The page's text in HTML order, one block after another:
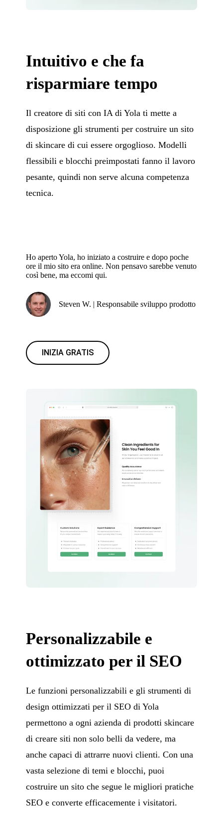
Intuitivo e che fa
risparmiare tempo
Il creatore di siti con IA di Yola ti mette a
disposizione gli strumenti per costruire un sito
di skincare di cui essere orgoglioso. Modelli
flessibili e blocchi preimpostati fanno il lavoro
pesante, quindi non serve alcuna competenza
tecnica.
Ho aperto Yola, ho iniziato a costruire e dopo poche
ore il mio sito era online. Non pensavo sarebbe venuto
così bene, ma eccomi qui.
Steven W. | Responsabile sviluppo prodotto
INIZIA GRATIS
Personalizzabile e
ottimizzato per il SEO
Le funzioni personalizzabili e gli strumenti di
design ottimizzati per il SEO di Yola
permettono a ogni azienda di prodotti skincare
di creare siti non solo belli da vedere, ma
anche capaci di attrarre nuovi clienti. Con una
vasta selezione di temi e blocchi, puoi
costruire un sito che segue le migliori pratiche
SEO e converte efficacemente i visitatori.